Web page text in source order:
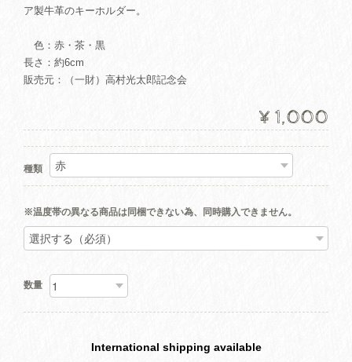
ア製牛革のキーホルダー。
色：赤・茶・黒
長さ：約6cm
販売元：（一財）高村光太郎記念会
¥1,000
種類
※温度帯の異なる商品は同梱できない為、同時購入できません。
数量
International shipping available